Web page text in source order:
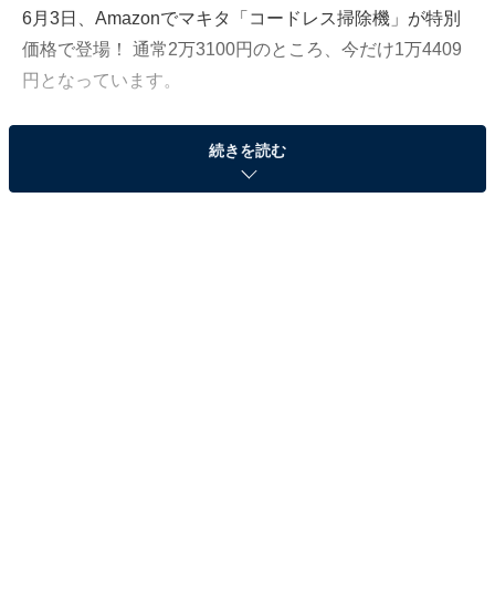
6月3日、 Amazonでマキタ「コードレス掃除機」が特別
価格で登場！ 通常2万3100円のところ、今だけ1万4409
円となっています。
そのほかにも注目の商品がラインナップされているので,
あわせて紹介していきましょう。
続きを読む